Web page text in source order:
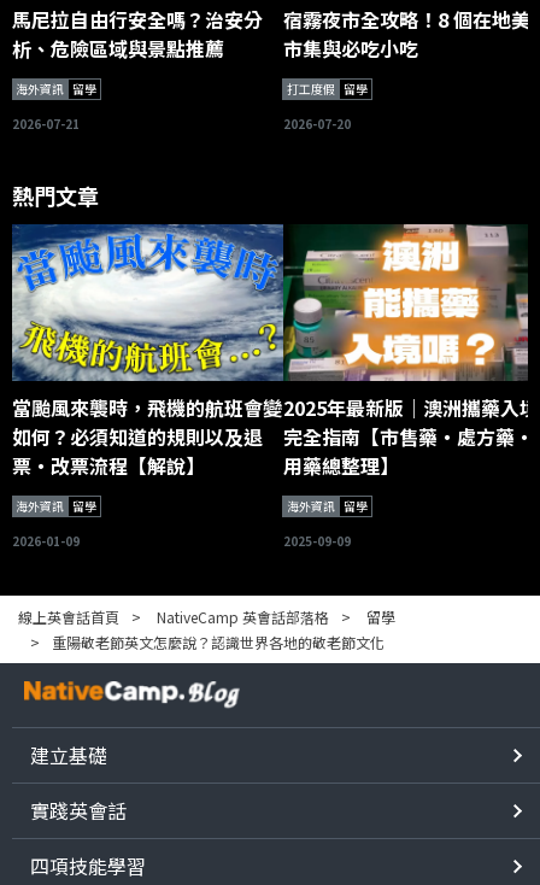
馬尼拉自由行安全嗎？治安分
析、危險區域與景點推薦
海外資訊 留學
2026-07-21
宿霧夜市全攻略！8 個在地美
市集與必吃小吃
打工度假 留學
2026-07-20
熱門文章
當颱風來襲時，飛機的航班會變
如何？必須知道的規則以及退
票・改票流程【解說】
海外資訊 留學
2026-01-09
2025年最新版｜澳洲攜藥入境
完全指南【市售藥・處方藥・
用藥總整理】
海外資訊 留學
2025-09-09
線上英會話首頁 NativeCamp 英會話部落格
留學
重陽敬老節英文怎麼說？認識世界各地的敬老節文化
建立基礎
實踐英會話
四項技能學習